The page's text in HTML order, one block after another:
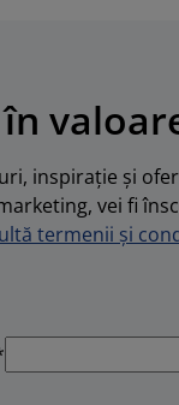
inspirație și
vei fi
termenii și